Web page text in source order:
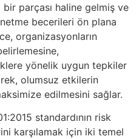
parçası haline gelmiş ve
becerileri ön plana
organizasyonların
yönelik uygun tepkiler
olumsuz etkilerin
edilmesini sağlar.
standardının risk
karşılamak için iki temel